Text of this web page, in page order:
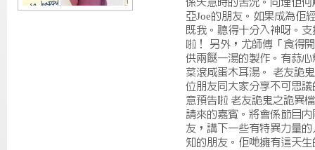
亞Joe的朋友。如果成為佢
既我。聽得十分入神呀。
啦！ 另外，尤師傅「食得
供兩餸一湯的製作。有蒜
菜滾咸蛋木耳湯。 老友詭
位朋友同大家分享不可思
意預告啦 老友詭鬼之詭異
請來的嘉賓。將會係節目
友，講下一些有特異力量
知的朋友。佢哋擁有這天